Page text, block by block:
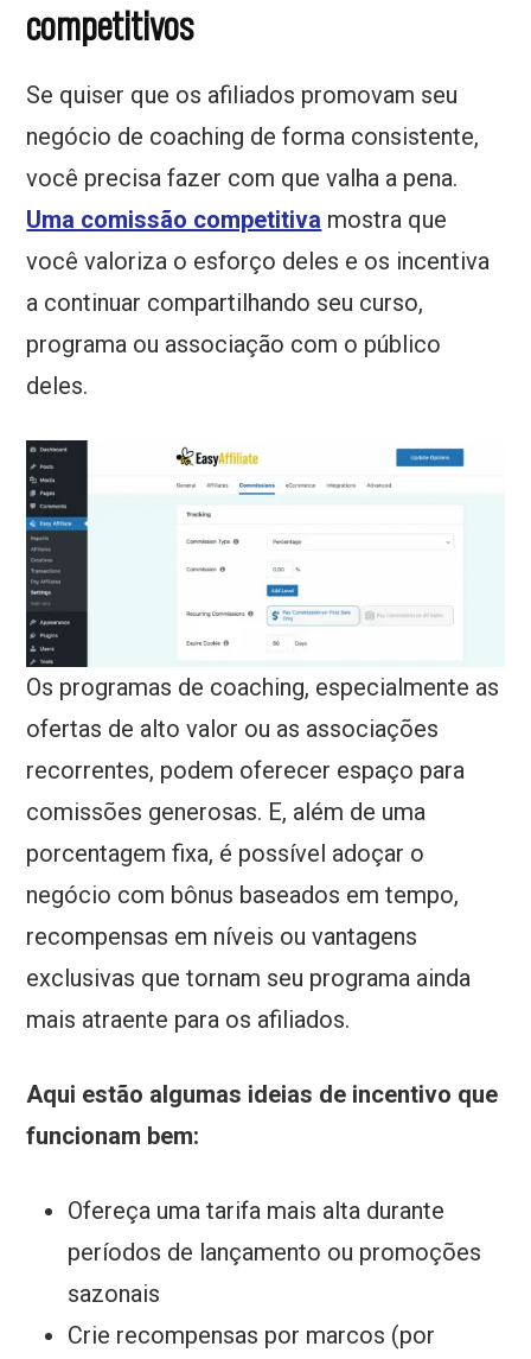
competitivos
Se quiser que os afiliados promovam seu
negócio de coaching de forma consistente,
você precisa fazer com que valha a pena.
Uma comissão competitiva mostra que
você valoriza o esforço deles e os incentiva
a continuar compartilhando seu curso,
programa ou associação com o público
deles.
Os programas de coaching, especialmente as
ofertas de alto valor ou as associações
recorrentes, podem oferecer espaço para
comissões generosas. E, além de uma
porcentagem fixa, é possível adoçar o
negócio com bônus baseados em tempo,
recompensas em níveis ou vantagens
exclusivas que tornam seu programa ainda
mais atraente para os afiliados.
Aqui estão algumas ideias de incentivo que
funcionam bem:
Ofereça uma tarifa mais alta durante
períodos de lançamento ou promoções
sazonais
Crie recompensas por marcos (por